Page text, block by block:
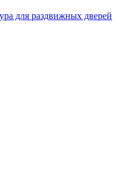
для раздвижных дверей